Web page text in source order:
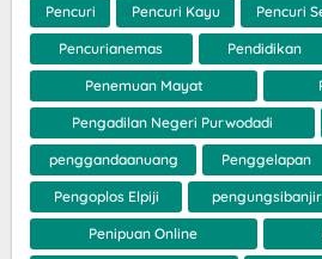
Pencuri Pencuri Kayu Pencuri
Pencurianemas Pendidikan
Penemuan Mayat
Pengadilan Negeri Purwodadi
penggandaanuang Penggelapan
Pengoplos Elpiji
Penipuan Online